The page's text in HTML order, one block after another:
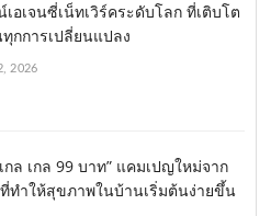
อเจนซี่เน็ทเวิร์คระดับโลก ที่เติบโต
กการเปลี่ยนแปลง
2026
กล เกล 99 บาท” แคมเปญใหม่จาก
ทำให้สุขภาพในบ้านเริ่มต้นง่ายขึ้น